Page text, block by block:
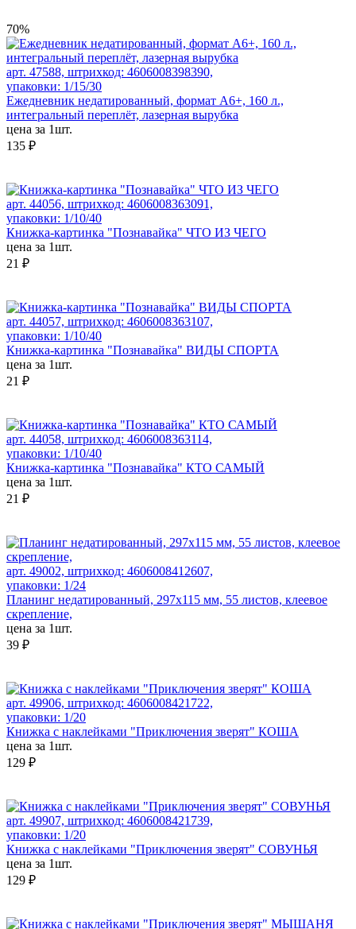
70%
арт. 47588, штрихкод: 4606008398390,
упаковки: 1/15/30
Ежедневник недатированный, формат А6+, 160 л.,
интегральный переплёт, лазерная вырубка
цена за 1шт.
135 ₽
арт. 44056, штрихкод: 4606008363091,
упаковки: 1/10/40
Книжка-картинка "Познавайка" ЧТО ИЗ ЧЕГО
цена за 1шт.
21 ₽
арт. 44057, штрихкод: 4606008363107,
упаковки: 1/10/40
Книжка-картинка "Познавайка" ВИДЫ СПОРТА
цена за 1шт.
21 ₽
арт. 44058, штрихкод: 4606008363114,
упаковки: 1/10/40
Книжка-картинка "Познавайка" КТО САМЫЙ
цена за 1шт.
21 ₽
арт. 49002, штрихкод: 4606008412607,
упаковки: 1/24
Планинг недатированный, 297х115 мм, 55 листов, клеевое
скрепление,
цена за 1шт.
39 ₽
арт. 49906, штрихкод: 4606008421722,
упаковки: 1/20
Книжка с наклейками "Приключения зверят" КОША
цена за 1шт.
129 ₽
арт. 49907, штрихкод: 4606008421739,
упаковки: 1/20
Книжка с наклейками "Приключения зверят" СОВУНЬЯ
цена за 1шт.
129 ₽